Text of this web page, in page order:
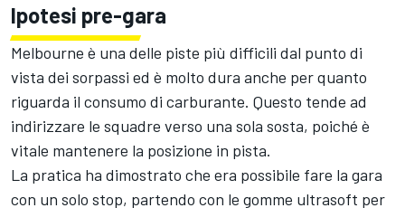
Ipotesi pre-gara
Melbourne è una delle piste più difficili dal punto di
vista dei sorpassi ed è molto dura anche per quanto
riguarda il consumo di carburante. Questo tende ad
indirizzare le squadre verso una sola sosta, poiché è
vitale mantenere la posizione in pista.
La pratica ha dimostrato che era possibile fare la gara
con un solo stop, partendo con le gomme ultrasoft per